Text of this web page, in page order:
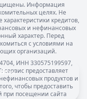
Информация
целях. Не
кредитов,
и нефинансовых
характер. Перед
с условиями на
организаций.
ИНН 330575199597,
сервис предоставляет
продуктов и
чтобы предоставить
при посещении сайта
.